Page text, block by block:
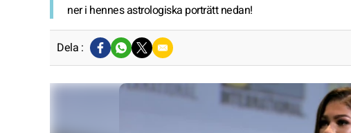
ner i hennes astrologiska porträtt nedan!
Dela :